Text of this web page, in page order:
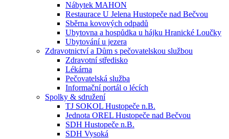
Nábytek MAHON
Restaurace U Jelena Hustopeče nad Bečvou
Sběrna kovových odpadů
Ubytovna a hospůdka u hájku Hranické Loučky
Ubytování u jezera
Zdravotnictví a Dům s pečovatelskou službou
Zdravotní středisko
Lékárna
Pečovatelská služba
Informační portál o lécích
Spolky & sdružení
TJ SOKOL Hustopeče n.B.
Jednota OREL Hustopeče nad Bečvou
SDH Hustopeče n.B.
SDH Vysoká